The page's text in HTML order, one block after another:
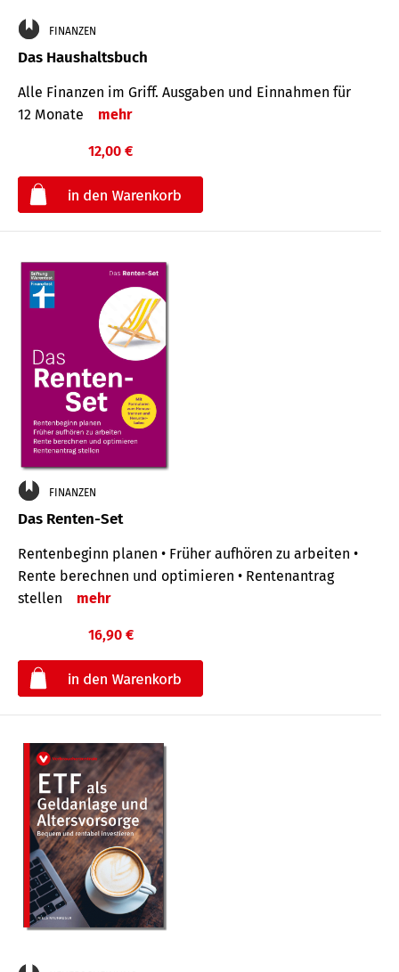
FINANZEN
Das Haushaltsbuch
Alle Finanzen im Griff. Aus­gaben und Ein­nahmen für
12 Monate
mehr
12,00 €
FINANZEN
Das Renten-Set
Rentenbeginn planen • Früher aufhören zu arbeiten •
Rente berechnen und optimieren • Rentenantrag
stellen
mehr
16,90 €